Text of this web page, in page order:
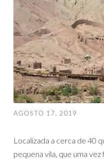
AGOSTO 17, 2019
Localizada a cerca de 40
pequena vila, que uma